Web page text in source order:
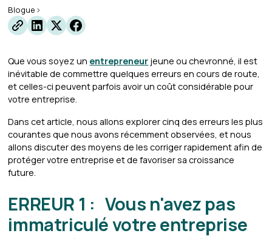
Blogue
Que vous soyez un entrepreneur jeune ou chevronné, il est
inévitable de commettre quelques erreurs en cours de route,
et celles-ci peuvent parfois avoir un coût considérable pour
votre entreprise.
Dans cet article, nous allons explorer cinq des erreurs les plus
courantes que nous avons récemment observées, et nous
allons discuter des moyens de les corriger rapidement afin de
protéger votre entreprise et de favoriser sa croissance
future.
ERREUR 1 : Vous n'avez pas
immatriculé votre entreprise